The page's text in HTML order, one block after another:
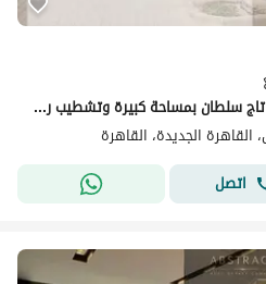
فيلا توين هاوس لقطة للبيع في تاج سلطان بمساحة كبيرة وتشطيب راقي وموقع مميز جدا 5 غرف جاهز للسكن والمعاينة متاحة ready to move
القاهرة الجديدة، القاهرة
اتصل